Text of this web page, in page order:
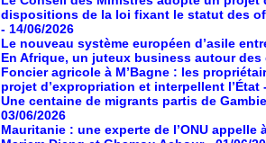
dispositions de la loi fixant le statut des
- 14/06/2026
Le nouveau système européen d’asile
En Afrique, un juteux business autour des
Foncier agricole à M’Bagne : les
projet d’expropriation et interpellent l’État
Une centaine de migrants partis de
03/06/2026
Mauritanie : une experte de l’ONU